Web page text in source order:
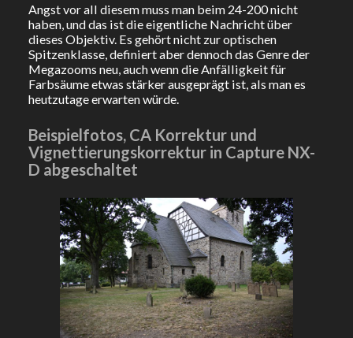
Angst vor all diesem muss man beim 24-200 nicht
haben, und das ist die eigentliche Nachricht über
dieses Objektiv. Es gehört nicht zur optischen
Spitzenklasse, definiert aber dennoch das Genre der
Megazooms neu, auch wenn die Anfälligkeit für
Farbsäume etwas stärker ausgeprägt ist, als man es
heutzutage erwarten würde.
Beispielfotos, CA Korrektur und
Vignettierungskorrektur in Capture NX-
D abgeschaltet